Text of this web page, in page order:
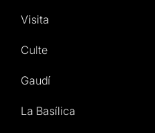
Visita
Culte
Gaudí
La Basílica